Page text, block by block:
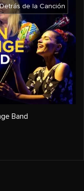
Detrás de la Canción
Band